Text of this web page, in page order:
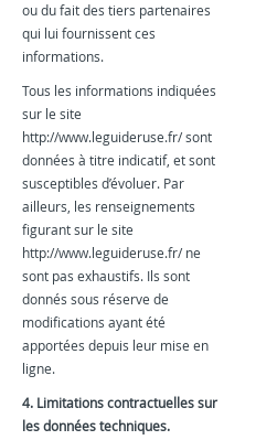
ou du fait des tiers partenaires
qui lui fournissent ces
informations.
Tous les informations indiquées
sur le site
http://www.leguideruse.fr/ sont
données à titre indicatif, et sont
susceptibles d’évoluer. Par
ailleurs, les renseignements
figurant sur le site
http://www.leguideruse.fr/ ne
sont pas exhaustifs. Ils sont
donnés sous réserve de
modifications ayant été
apportées depuis leur mise en
ligne.
4. Limitations contractuelles sur
les données techniques.